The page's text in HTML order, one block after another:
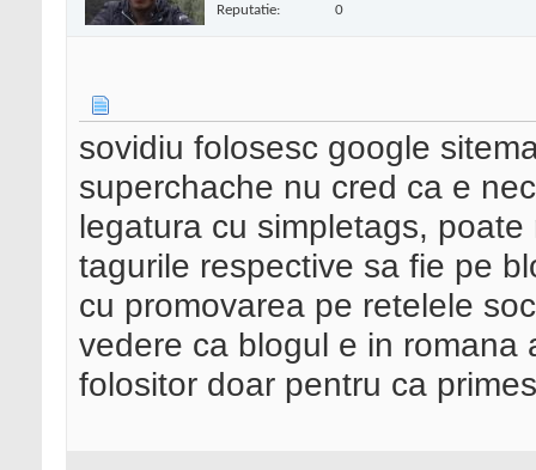
Reputatie: 0
sovidiu folosesc google
superchache nu cred ca e
legatura cu simpletags,
tagurile respective sa fie pe
cu promovarea pe retelele
vedere ca blogul e in romana
folositor doar pentru ca